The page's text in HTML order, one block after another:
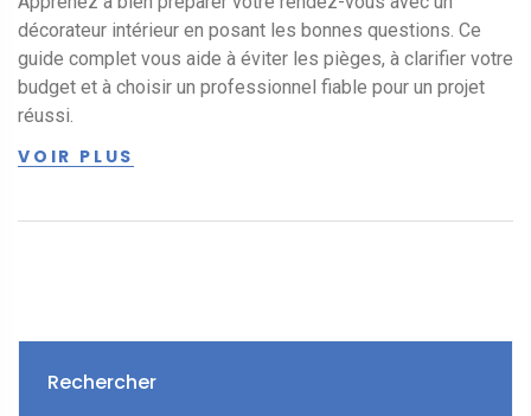
décorateur intérieur en posant les bonnes questions. Ce
guide complet vous aide à éviter les pièges, à clarifier votre
budget et à choisir un professionnel fiable pour un projet
réussi.
VOIR PLUS
Rechercher